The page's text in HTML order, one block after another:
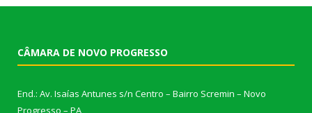
CÂMARA DE NOVO PROGRESSO
End.: Av. Isaías Antunes s/n Centro – Bairro Scremin – Novo
Progresso – PA